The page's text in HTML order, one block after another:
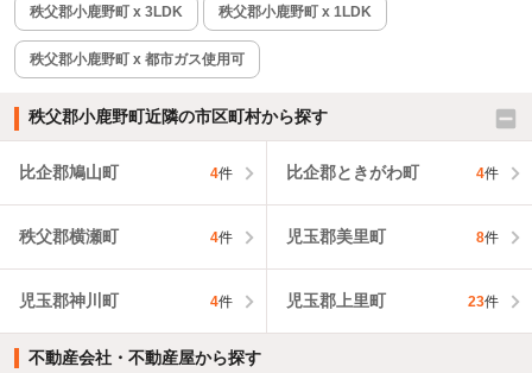
秩父郡小鹿野町 x 3LDK 秩父郡小鹿野町 x 1LDK
秩父郡小鹿野町 x 都市ガス使用可
秩父郡小鹿野町近隣の市区町村から探す
比企郡鳩山町 4件 比企郡ときがわ町 4件
秩父郡横瀬町 4件 児玉郡美里町 8件
児玉郡神川町 4件 児玉郡上里町 23件
不動産会社・不動産屋から探す